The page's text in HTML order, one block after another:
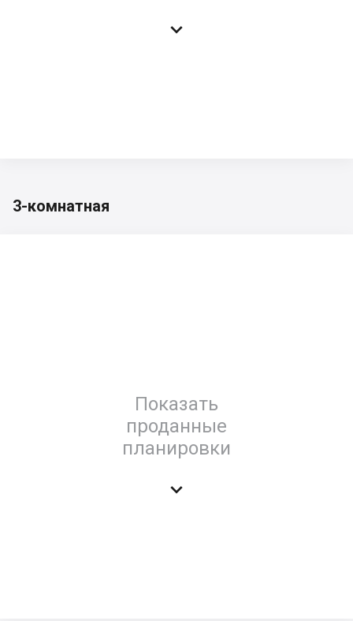

3-комнатная
Показать
проданные
планировки
